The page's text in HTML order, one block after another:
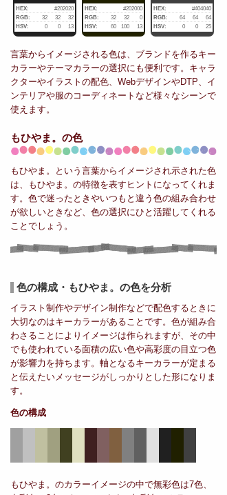
HEX:
#202020
RGB:
32 32
32
HSV:
0 0 13
HEX:
#202000
RGB:
32 32
0
HSV:
60 100 13
HEX:
#404040
RGB:
64 64
64
HSV:
0 0 25
言葉からイメージされる色は、ブランドを作るキー
カラーやテーマカラーの選択にも便利です。キャラ
クターやイラストの配色、WebデザインやDTP、イ
ンテリアや服のコーディネートなど様々なシーンで
使えます。
もひやま。の色
もひやま。という言葉からイメージされ示された色
は、もひやま。の特徴を表すヒントになってくれま
す。色で迷ったときやいつもと違う色の組み合わせ
が欲しいときなど、色の選択にひと活躍してくれる
ことでしょう。
色の構成・もひやま。の色を分析
イラスト制作やデザイン制作などで配色するときに
大切なのはキーカラーがあることです。色が組み合
わさることによりイメージは作られますが、その中
でも使われている面積の広い色や高彩度の目立つ色
が影響力を持ちます。軸となるキーカラーが定まる
と伝えたいメッセージがしっかりとした形になりま
す。
色の構成
もひやま。のカラーイメージの中で無彩色は7色、